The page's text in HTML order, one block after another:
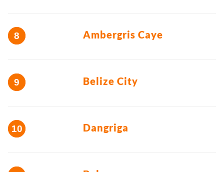
Ambergris Caye
Belize City
Dangriga